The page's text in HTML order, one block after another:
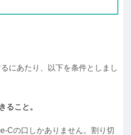
にあたり、以下を条件としまし
ること。
Cの口しかありません。割り切